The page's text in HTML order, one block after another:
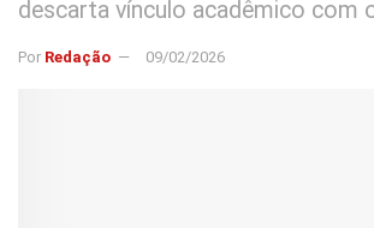
descarta vínculo acadêmico com
Por Redação 09/02/2026